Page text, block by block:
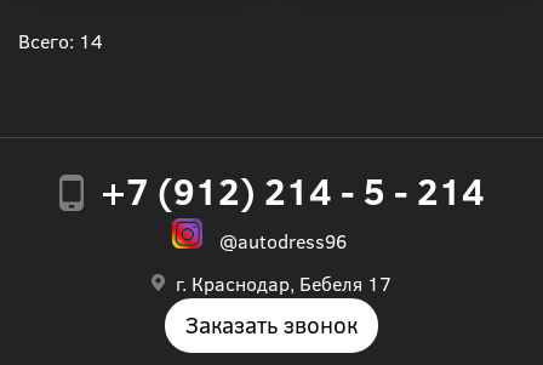
Всего: 14
+7 (912) 214 - 5 - 214
@autodress96
г. Краснодар, Бебеля 17
Заказать звонок